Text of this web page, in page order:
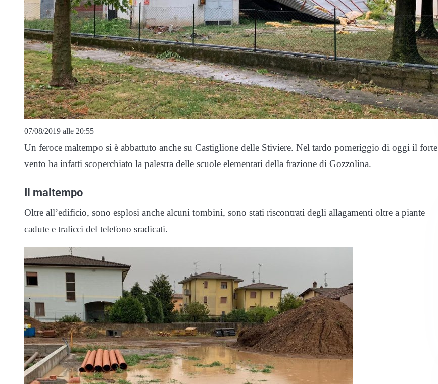
07/08/2019 alle 20:55
Un feroce maltempo si è abbattuto anche su Castiglione delle Stiviere. Nel tardo pomeriggio di oggi il forte
vento ha infatti scoperchiato la palestra delle scuole elementari della frazione di Gozzolina.
Il maltempo
Oltre all’edificio, sono esplosi anche alcuni tombini, sono stati riscontrati degli allagamenti oltre a piante
cadute e tralicci del telefono sradicati.